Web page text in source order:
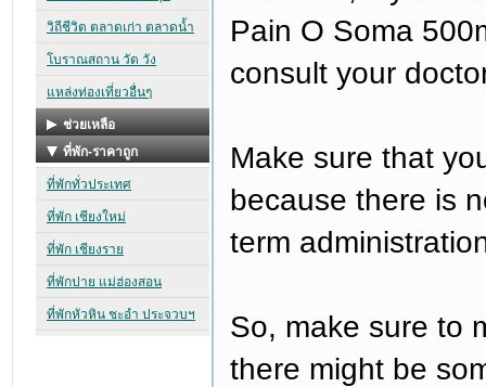
Pain O Soma
consult your
Make sure that
because there is
term
So, make sure to
there might be